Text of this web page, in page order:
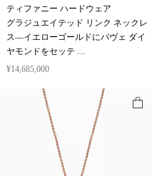
ティファニー ハードウェア
グラジュエイテッド リンク ネックレ
ス—イエローゴールドにパヴェ ダイ
ヤモンドをセッテ …
¥14,685,000